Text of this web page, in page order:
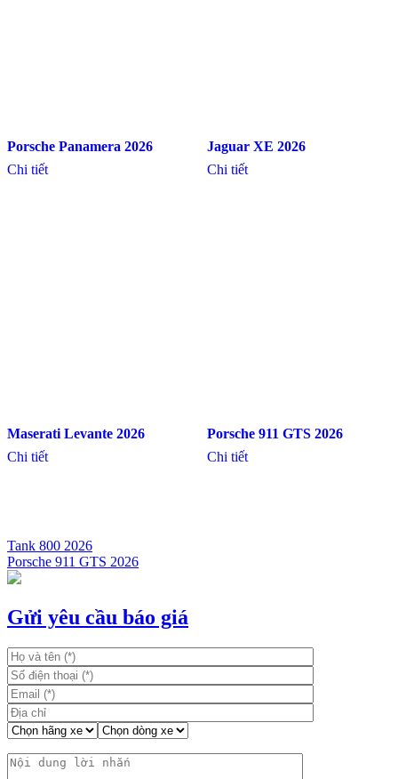
Porsche Panamera 2026
Chi tiết
Jaguar XE 2026
Chi tiết
Maserati Levante 2026
Chi tiết
Porsche 911 GTS 2026
Chi tiết
Điều
hướng
bài
Tank 800 2026
Porsche 911 GTS 2026
Gửi yêu cầu báo giá